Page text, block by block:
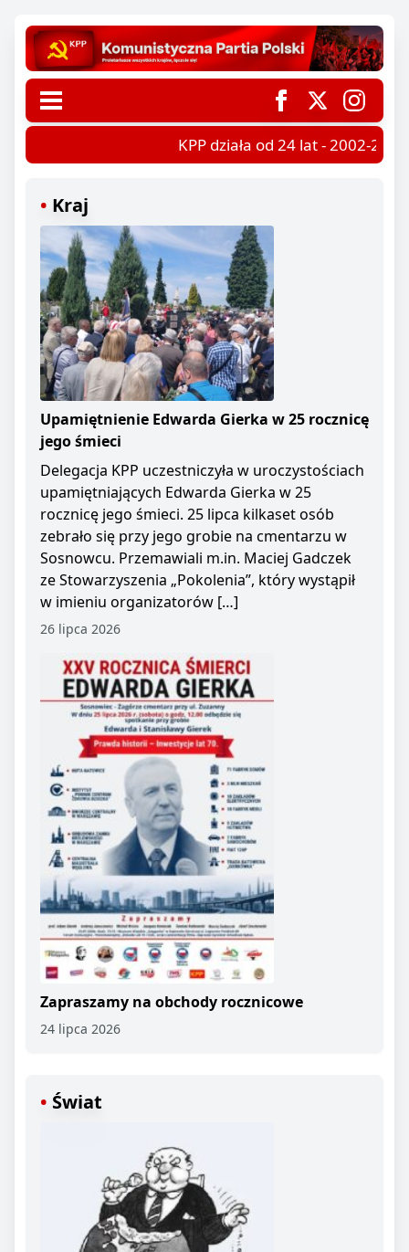
KPP działa od 24 lat - 2002-2026
Kraj
Upamiętnienie Edwarda Gierka w 25 rocznicę
jego śmieci
Delegacja KPP uczestniczyła w uroczystościach
upamiętniających Edwarda Gierka w 25
rocznicę jego śmieci. 25 lipca kilkaset osób
zebrało się przy jego grobie na cmentarzu w
Sosnowcu. Przemawiali m.in. Maciej Gadczek
ze Stowarzyszenia „Pokolenia”, który wystąpił
w imieniu organizatorów […]
26 lipca 2026
Zapraszamy na obchody rocznicowe
24 lipca 2026
Świat